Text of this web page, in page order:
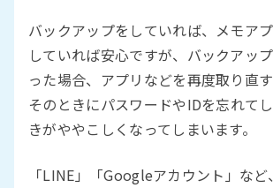
バックアップをしていれば、メモア
していれば安心ですが、バックアッ
った場合、アプリなどを再度取り直す
そのときにパスワードやIDを忘れて
きがややこしくなってしまいます。
「LINE」「Googleアカウント」など